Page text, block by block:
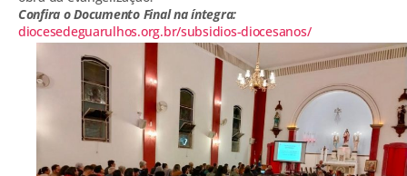
Confira o Documento Final na íntegra:
diocesedeguarulhos.org.br/subsidios-diocesanos/